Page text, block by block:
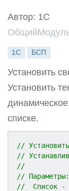
Автор: 1С
1С БСП
Установить
Установить
списке.
//
//
//
// Параметры:
//  Список -